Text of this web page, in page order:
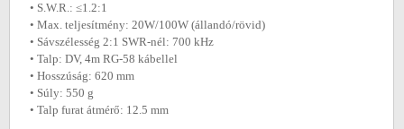
• S.W.R.: ≤1.2:1
• Max. teljesítmény: 20W/100W (állandó/rövid)
• Sávszélesség 2:1 SWR-nél: 700 kHz
• Talp: DV, 4m RG-58 kábellel
• Hosszúság: 620 mm
• Súly: 550 g
• Talp furat átmérő: 12.5 mm